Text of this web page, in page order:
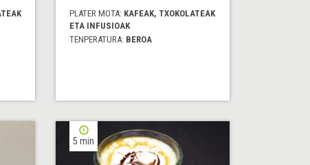
PLATER MOTA: KAFEAK, TXOKOLATEAK
ETA INFUSIOAK
TENPERATURA: BEROA
5 min